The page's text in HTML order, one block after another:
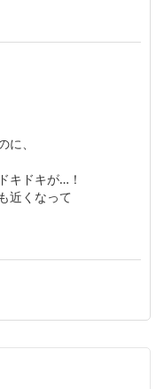
、
キドキが…！
近くなって